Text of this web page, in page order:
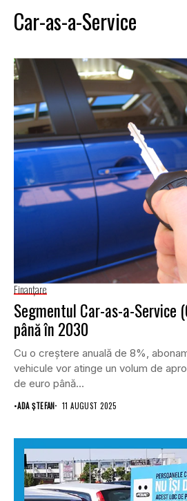
Car-as-a-Service
Finanţare
Segmentul Car-as-a-Service
până în 2030
Cu o creștere anuală de 8%,
vehicule vor atinge un volum de
de euro până...
•ADA ȘTEFAN 11 AUGUST 2025